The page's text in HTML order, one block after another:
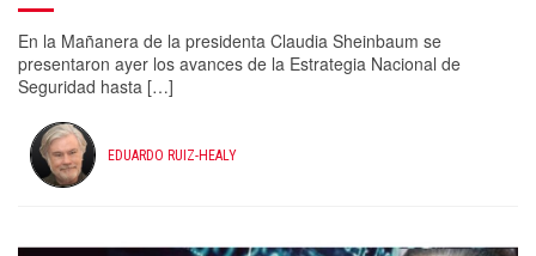
En la Mañanera de la presidenta Claudia Sheinbaum se
presentaron ayer los avances de la Estrategia Nacional de
Seguridad hasta […]
EDUARDO RUIZ-HEALY